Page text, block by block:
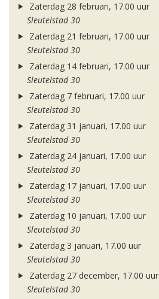
Zaterdag 28 februari, 17.00 uur
Sleutelstad 30
Zaterdag 21 februari, 17.00 uur
Sleutelstad 30
Zaterdag 14 februari, 17.00 uur
Sleutelstad 30
Zaterdag 7 februari, 17.00 uur
Sleutelstad 30
Zaterdag 31 januari, 17.00 uur
Sleutelstad 30
Zaterdag 24 januari, 17.00 uur
Sleutelstad 30
Zaterdag 17 januari, 17.00 uur
Sleutelstad 30
Zaterdag 10 januari, 17.00 uur
Sleutelstad 30
Zaterdag 3 januari, 17.00 uur
Sleutelstad 30
Zaterdag 27 december, 17.00 uur
Sleutelstad 30